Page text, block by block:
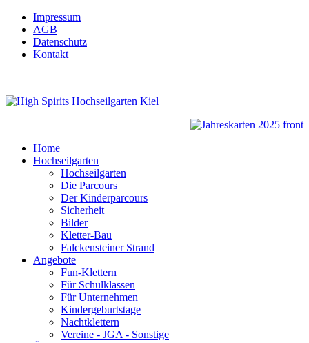
Impressum
AGB
Datenschutz
Kontakt
Home
Hochseilgarten
Hochseilgarten
Die Parcours
Der Kinderparcours
Sicherheit
Bilder
Kletter-Bau
Falckensteiner Strand
Angebote
Fun-Klettern
Für Schulklassen
Für Unternehmen
Kindergeburtstage
Nachtklettern
Vereine - JGA - Sonstige